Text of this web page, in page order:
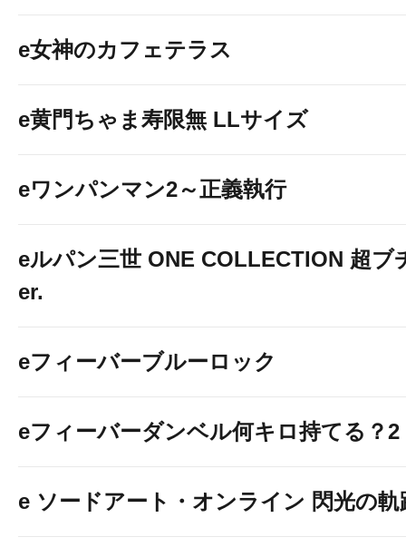
e女神のカフェテラス
e黄門ちゃま寿限無 LLサイズ
eワンパンマン2～正義執行
eルパン三世 ONE COLLECTION 超ブ
er.
eフィーバーブルーロック
eフィーバーダンベル何キロ持てる？2
e ソードアート・オンライン 閃光の軌